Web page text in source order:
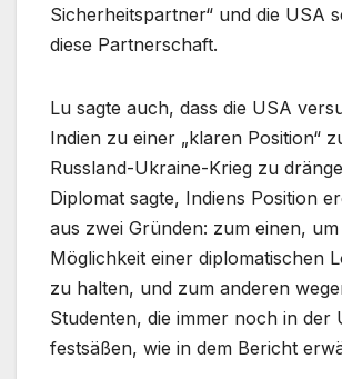
Sicherheitspartner“ und die USA
diese Partnerschaft.
Lu sagte auch, dass die USA
Indien zu einer „klaren Position“
Russland-Ukraine-Krieg zu
Diplomat sagte, Indiens Position
aus zwei Gründen: zum einen, um
Möglichkeit einer diplomatischen
zu halten, und zum anderen
Studenten, die immer noch in der
festsäßen, wie in dem Bericht